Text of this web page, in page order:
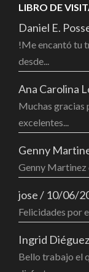
LIBRO DE
Daniel E.
!Me encantó tu
desde...
Ana Carolina
Muchas gracias
excelentes...
Genny
Genny Martinez
jose/ 10/06/
Felicidades por
Ingrid Diéguez
Bello trabajo el